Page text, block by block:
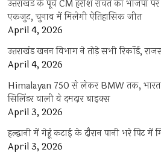
उत्तराखंड के पूर्व CM हरीश रावत का भाजपा
एकजुट, चुनाव में मिलेगी ऐतिहासिक जीत
April 4, 2026
उत्तराखंड खनन विभाग ने तोड़े सभी रिकॉर्ड,
April 4, 2026
Himalayan 750 से लेकर BMW तक,
सिलिंडर वाली ये दमदार बाइक्स
April 3, 2026
हल्द्वानी में गेहूं कटाई के दौरान पानी भरे पिट में
April 3, 2026